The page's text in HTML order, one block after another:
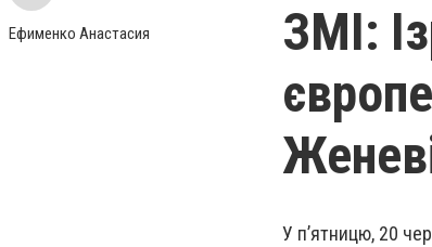
Ефименко Анастасия
ЗМІ:
У п’ятницю, 20